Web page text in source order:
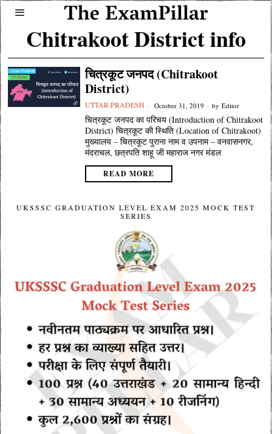
Chitrakoot District info
चित्रकूट जनपद (Chitrakoot
District)
UTTAR PRADESH October 31, 2019 by Editor
चित्रकूट जनपद का परिचय (Introduction of Chitrakoot
District) चित्रकूट की स्थिति (Location of Chitrakoot)
मुख्यालय – चित्रकूट पुराना नाम व उपनाम – वनवासनगर,
मंदराचल, छत्रपति शाहू जी महाराज नगर मंडल
READ MORE
UKSSSC GRADUATION LEVEL EXAM 2025 MOCK TEST
SERIES